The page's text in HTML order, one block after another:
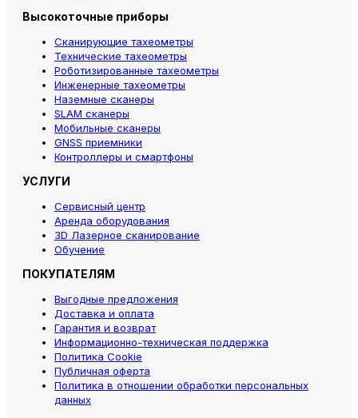
Высокоточные приборы
Сканирующие тахеометры
Технические тахеометры
Роботизированные тахеометры
Инженерные тахеометры
Наземные сканеры
SLAM сканеры
Мобильные сканеры
GNSS приемники
Контроллеры и смартфоны
УСЛУГИ
Сервисный центр
Аренда оборудования
3D Лазерное сканирование
Обучение
ПОКУПАТЕЛЯМ
Выгодные предложения
Доставка и оплата
Гарантия и возврат
Информационно-техническая поддержка
Политика Cookie
Публичная оферта
Политика в отношении обработки персональных
данных